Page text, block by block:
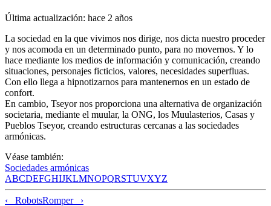
Última actualización: hace 2 años
La sociedad en la que vivimos nos dirige, nos dicta nuestro proceder
y nos acomoda en un determinado punto, para no movernos. Y lo
hace mediante los medios de información y comunicación, creando
situaciones, personajes ficticios, valores, necesidades superfluas.
Con ello llega a hipnotizarnos para mantenernos en un estado de
confort.
En cambio, Tseyor nos proporciona una alternativa de organización
societaria, mediante el muular, la ONG, los Muulasterios, Casas y
Pueblos Tseyor, creando estructuras cercanas a las sociedades
armónicas.
Véase también:
Sociedades armónicas
ABCDEFGHIJKLMNOPQRSTUVXYZ
‹ RobotsRomper ›